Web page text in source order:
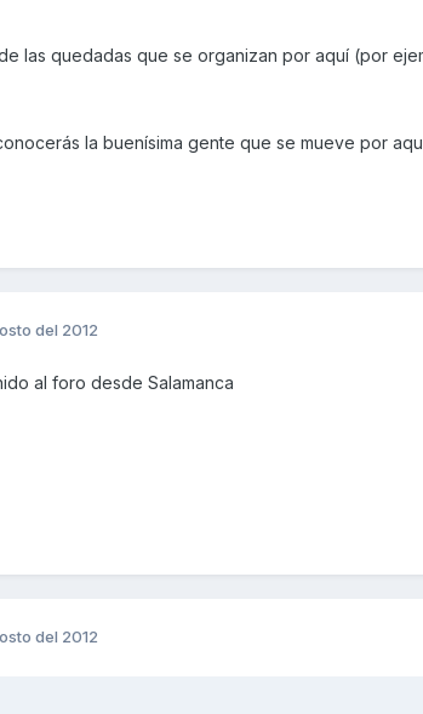
las quedadas que se organizan por aquí (por
la buenísima gente que se mueve por
del 2012
al foro desde Salamanca
del 2012